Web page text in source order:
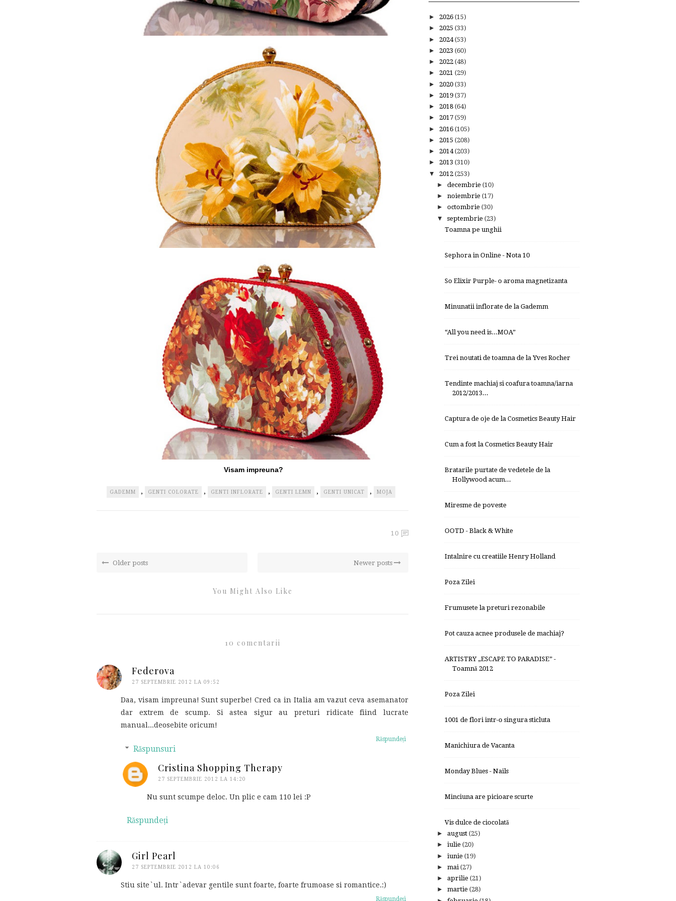
Visam impreuna?
GADEMM , GENTI COLORATE , GENTI INFLORATE , GENTI LEMN , GENTI UNICAT , MOJA
10
Older posts Newer posts
You Might Also Like
10 comentarii
Federova
27 SEPTEMBRIE 2012 LA 09:52
Daa, visam impreuna! Sunt superbe! Cred ca in Italia am vazut ceva asemanator
dar extrem de scump. Si astea sigur au preturi ridicate fiind lucrate
manual...deosebite oricum!
Răspundeți
Răspunsuri
Cristina Shopping Therapy
27 SEPTEMBRIE 2012 LA 14:20
Nu sunt scumpe deloc. Un plic e cam 110 lei :P
Răspundeți
Girl Pearl
27 SEPTEMBRIE 2012 LA 10:06
Stiu site`ul. Intr`adevar gentile sunt foarte, foarte frumoase si romantice.:)
Răspundeți
► 2026 (15)
► 2025 (33)
► 2024(53)
► 2023 (60)
► 2022 (48)
► 2021 (29)
► 2020 (33)
► 2019 (37)
► 2018 (64)
► 2017 (59)
► 2016 (105)
► 2015 (208)
► 2014(203)
► 2013 (310)
▼ 2012 (253)
► decembrie (10)
► noiembrie (17)
► octombrie (30)
▼ septembrie (23)
Toamna pe unghii
Sephora in Online - Nota 10
So Elixir Purple- o aroma magnetizanta
Minunatii inflorate de la Gademm
“All you need is...MOA”
Trei noutati de toamna de la Yves Rocher
Tendinte machiaj si coafura toamna/iarna
2012/2013...
Captura de oje de la Cosmetics Beauty Hair
Cum a fost la Cosmetics Beauty Hair
Bratarile purtate de vedetele de la
Hollywood acum...
Miresme de poveste
OOTD - Black & White
Intalnire cu creatiile Henry Holland
Poza Zilei
Frumusete la preturi rezonabile
Pot cauza acnee produsele de machiaj?
ARTISTRY „ESCAPE TO PARADISE” -
Toamnă 2012
Poza Zilei
1001 de flori intr-o singura sticluta
Manichiura de Vacanta
Monday Blues - Nails
Minciuna are picioare scurte
Vis dulce de ciocolată
► august (25)
► iulie (20)
► iunie (19)
► mai (27)
► aprilie (21)
► martie (28)